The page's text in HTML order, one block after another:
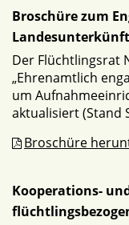
Broschüre zum
Der Flüchtlingsrat
„Ehrenamtlich
um
aktualisiert (Stand
Broschüre
Kooperations-